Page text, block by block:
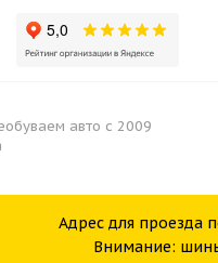
авто с 2009
Адрес для проезда
Внимание: